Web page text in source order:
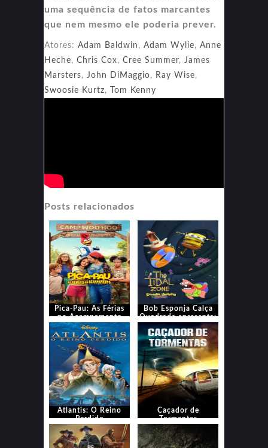
uma sequência de fatos marcantes
que nem mesmo ele poderia prever.
Atores: Adam Baldwin , Adam Wylie, Anne
Heche, Chris Cox, Cree Summer, James
Marsters, John DiMaggio, Ray Wise,
Swoosie Kurtz, Tom Kenny
Posts relacionados
Pica-Pau: As Férias
no Acampamento
Bob Esponja Calça
Quadrada apresenta:
Zona das Marés
Atlantis: O Reino
Perdido
Caçador de
Tormentas